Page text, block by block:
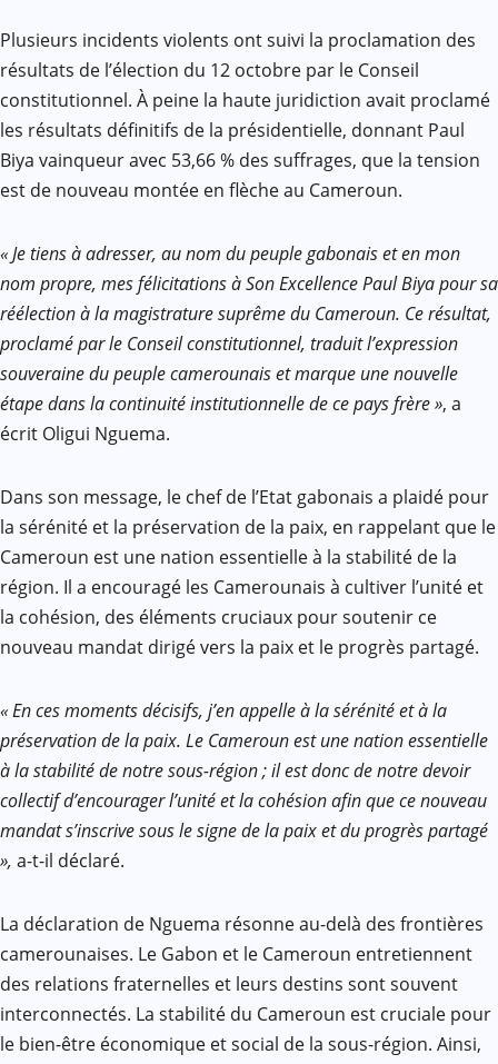
Plusieurs incidents violents ont suivi la proclamation des
résultats de l’élection du 12 octobre par le Conseil
constitutionnel. À peine la haute juridiction avait proclamé
les résultats définitifs de la présidentielle, donnant Paul
Biya vainqueur avec 53,66­ % des suffrages, que la tension
est de nouveau montée en flèche au Cameroun.
« Je tiens à adresser, au nom du peuple gabonais et en mon
nom propre, mes félicitations à Son Excellence Paul Biya pour sa
réélection à la magistrature suprême du Cameroun. Ce résultat,
proclamé par le Conseil constitutionnel, traduit l’expression
souveraine du peuple camerounais et marque une nouvelle
étape dans la continuité institutionnelle de ce pays frère », a
écrit Oligui Nguema.
Dans son message, le chef de l’Etat gabonais a plaidé pour
la sérénité et la préservation de la paix, en rappelant que le
Cameroun est une nation essentielle à la stabilité de la
région. Il a encouragé les Camerounais à cultiver l’unité et
la cohésion, des éléments cruciaux pour soutenir ce
nouveau mandat dirigé vers la paix et le progrès partagé.
« En ces moments décisifs, j’en appelle à la sérénité et à la
préservation de la paix. Le Cameroun est une nation essentielle
à la stabilité de notre sous-région ; il est donc de notre devoir
collectif d’encourager l’unité et la cohésion afin que ce nouveau
mandat s’inscrive sous le signe de la paix et du progrès partagé
», a-t-il déclaré.
La déclaration de Nguema résonne au-delà des frontières
camerounaises. Le Gabon et le Cameroun entretiennent
des relations fraternelles et leurs destins sont souvent
interconnectés. La stabilité du Cameroun est cruciale pour
le bien-être économique et social de la sous-région. Ainsi,